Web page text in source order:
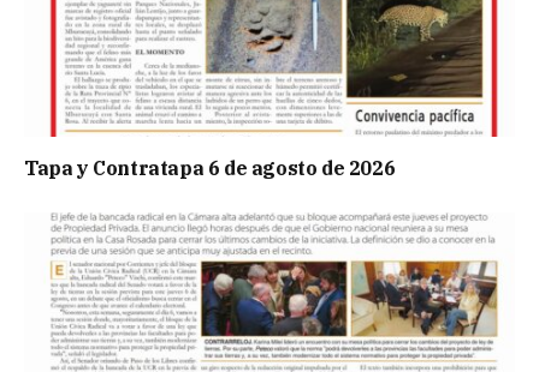
Tapa y Contratapa 6 de agosto de 2026